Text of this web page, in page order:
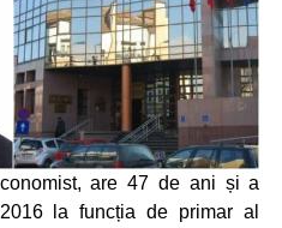
are 47 de ani și a
la funcția de primar al